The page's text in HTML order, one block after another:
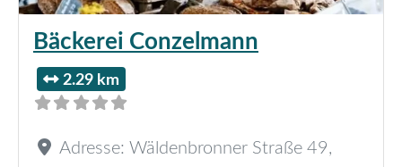
Bäckerei Conzelmann
2.29 km
Adresse: Wäldenbronner Straße 49,